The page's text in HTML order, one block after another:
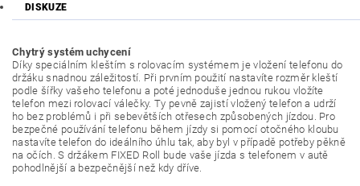
DISKUZE
Chytrý systém uchycení
Díky speciálním kleštím s rolovacím systémem je vložení telefonu do
držáku snadnou záležitostí. Při prvním použití nastavíte rozměr kleští
podle šířky vašeho telefonu a poté jednoduše jednou rukou vložíte
telefon mezi rolovací válečky. Ty pevně zajistí vložený telefon a udrží
ho bez problémů i při sebevětších otřesech způsobených jízdou. Pro
bezpečné používání telefonu během jízdy si pomocí otočného kloubu
nastavíte telefon do ideálního úhlu tak, aby byl v případě potřeby pěkně
na očích. S držákem FIXED Roll bude vaše jízda s telefonem v autě
pohodlnější a bezpečnější než kdy dříve.